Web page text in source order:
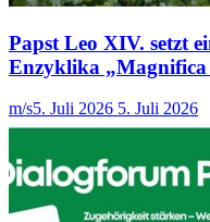
Papst Leo XIV. setzt
Enzyklika
m/s5. Juli 2026 5. Juli 2026